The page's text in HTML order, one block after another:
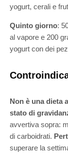
yogurt, cerali e
Quinto giorno:
al vapore e 200
yogurt con dei
Non è una dieta
stato di
avvertiva sopra:
di carboidrati.
superare la